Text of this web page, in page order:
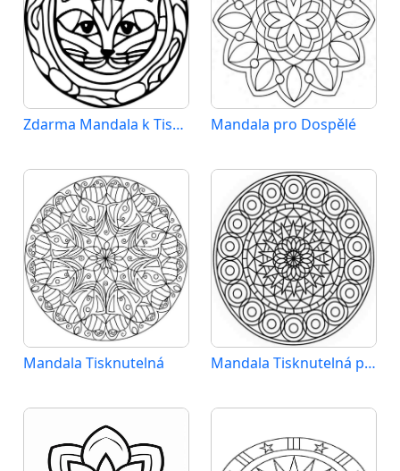
Zdarma Mandala k Tisku pro Dospělé Mandala pro Dospělé
Mandala Tisknutelná Mandala Tisknutelná pro Dospělé